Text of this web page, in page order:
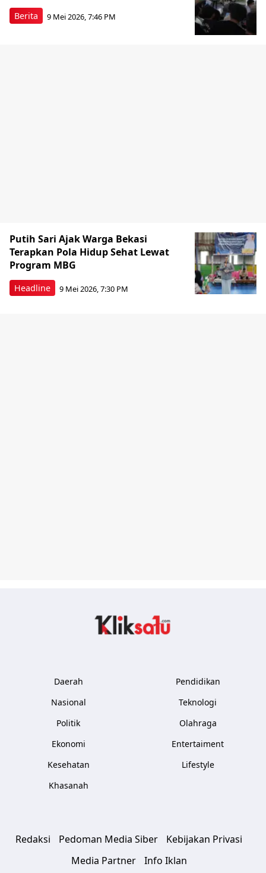
Berita 9 Mei 2026, 7:46 PM
Headline
Putih Sari Ajak Warga Bekasi
Terapkan Pola Hidup Sehat Lewat
Program MBG
9 Mei 2026, 7:30 PM
Daerah
Nasional
Politik
Ekonomi
Kesehatan
Khasanah
Pendidikan
Teknologi
Olahraga
Entertaiment
Lifestyle
Redaksi Pedoman Media Siber
Kebijakan Privasi
Media Partner
Info Iklan